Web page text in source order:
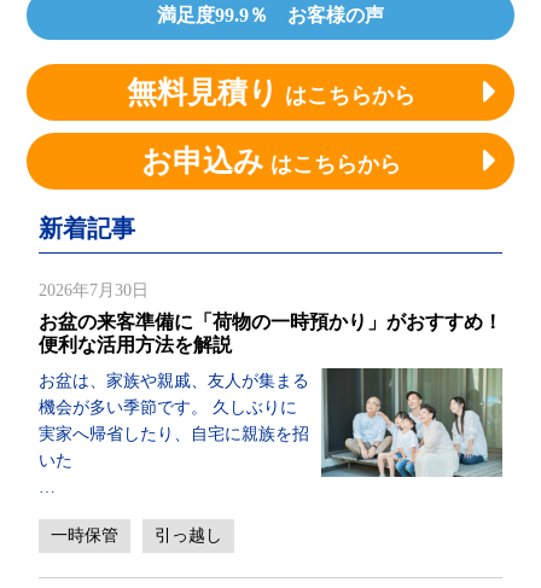
満足度99.9％ お客様の声
無料見積り はこちらから
お申込み はこちらから
新着記事
2026年7月30日
お盆の来客準備に「荷物の一時預かり」がおすすめ！
便利な活用方法を解説
お盆は、家族や親戚、友人が集まる
機会が多い季節です。 久しぶりに
実家へ帰省したり、自宅に親族を招
いた
一時保管 引っ越し